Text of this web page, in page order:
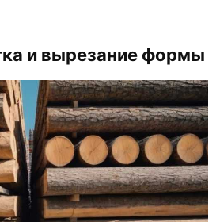
и вырезание формы